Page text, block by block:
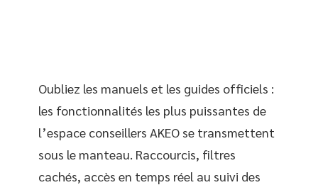
Oubliez les manuels et les guides officiels :
les fonctionnalités les plus puissantes de
l’espace conseillers AKEO se transmettent
sous le manteau. Raccourcis, filtres
cachés, accès en temps réel au suivi des